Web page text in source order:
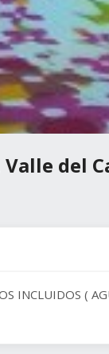
del
INCLUIDOS (